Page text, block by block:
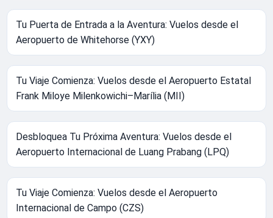
Tu Puerta de Entrada a la Aventura: Vuelos desde el
Aeropuerto de Whitehorse (YXY)
Tu Viaje Comienza: Vuelos desde el Aeropuerto Estatal
Frank Miloye Milenkowichi–Marília (MII)
Desbloquea Tu Próxima Aventura: Vuelos desde el
Aeropuerto Internacional de Luang Prabang (LPQ)
Tu Viaje Comienza: Vuelos desde el Aeropuerto
Internacional de Campo (CZS)